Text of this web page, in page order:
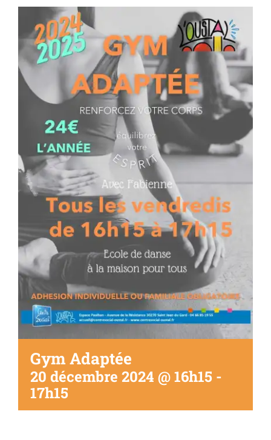
Séniors, Vie locale
Contacts
Gym Adaptée
20 décembre 2024 @ 16h15 -
17h15